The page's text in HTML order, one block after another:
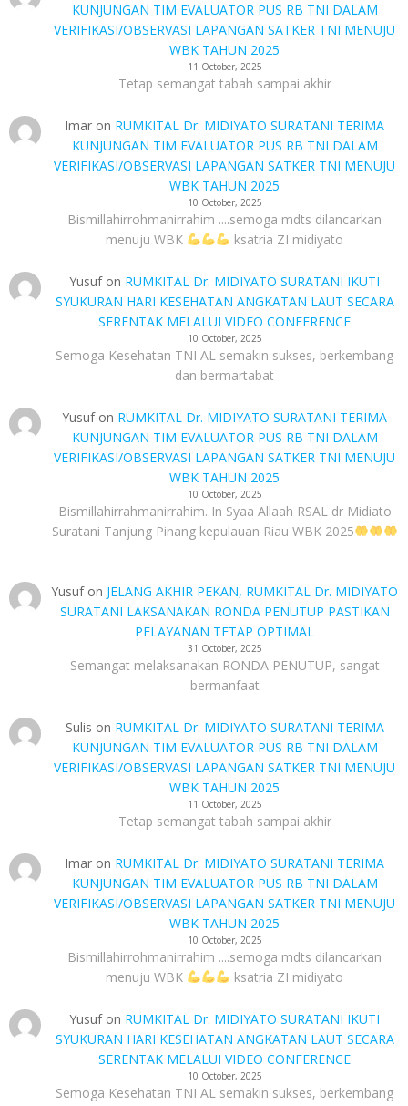
KUNJUNGAN TIM EVALUATOR PUS RB TNI DALAM
VERIFIKASI/OBSERVASI LAPANGAN SATKER TNI MENUJU
WBK TAHUN 2025
11 October, 2025
Tetap semangat tabah sampai akhir
Imar on RUMKITAL Dr. MIDIYATO SURATANI TERIMA
KUNJUNGAN TIM EVALUATOR PUS RB TNI DALAM
VERIFIKASI/OBSERVASI LAPANGAN SATKER TNI MENUJU
WBK TAHUN 2025
10 October, 2025
Bismillahirrohmanirrahim ....semoga mdts dilancarkan
menuju WBK
ksatria ZI midiyato
Yusufon RUMKITAL Dr. MIDIYATO SURATANI IKUTI
SYUKURAN HARI KESEHATAN ANGKATAN LAUT SECARA
SERENTAK MELALUI VIDEO CONFERENCE
10 October, 2025
Semoga Kesehatan TNI AL semakin sukses, berkembang
dan bermartabat
Yusufon RUMKITAL Dr. MIDIYATO SURATANI TERIMA
KUNJUNGAN TIM EVALUATOR PUS RB TNI DALAM
VERIFIKASI/OBSERVASI LAPANGAN SATKER TNI MENUJU
WBK TAHUN 2025
10 October, 2025
Bismillahirrahmanirrahim. In Syaa Allaah RSAL dr Midiato
Suratani Tanjung Pinang kepulauan Riau WBK 2025
Yusufon JELANG AKHIR PEKAN, RUMKITAL Dr. MIDIYATO
SURATANI LAKSANAKAN RONDA PENUTUP PASTIKAN
PELAYANAN TETAP OPTIMAL
31 October, 2025
Semangat melaksanakan RONDA PENUTUP, sangat
bermanfaat
Sulis on RUMKITAL Dr. MIDIYATO SURATANI TERIMA
KUNJUNGAN TIM EVALUATOR PUS RB TNI DALAM
VERIFIKASI/OBSERVASI LAPANGAN SATKER TNI MENUJU
WBK TAHUN 2025
11 October, 2025
Tetap semangat tabah sampai akhir
Imar on RUMKITAL Dr. MIDIYATO SURATANI TERIMA
KUNJUNGAN TIM EVALUATOR PUS RB TNI DALAM
VERIFIKASI/OBSERVASI LAPANGAN SATKER TNI MENUJU
WBK TAHUN 2025
10 October, 2025
Bismillahirrohmanirrahim ....semoga mdts dilancarkan
menuju WBK
ksatria ZI midiyato
Yusufon RUMKITAL Dr. MIDIYATO SURATANI IKUTI
SYUKURAN HARI KESEHATAN ANGKATAN LAUT SECARA
SERENTAK MELALUI VIDEO CONFERENCE
10 October, 2025
Semoga Kesehatan TNI AL semakin sukses, berkembang